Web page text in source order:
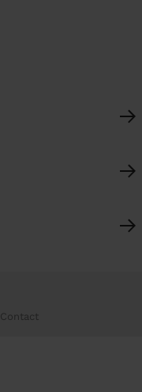
Contact